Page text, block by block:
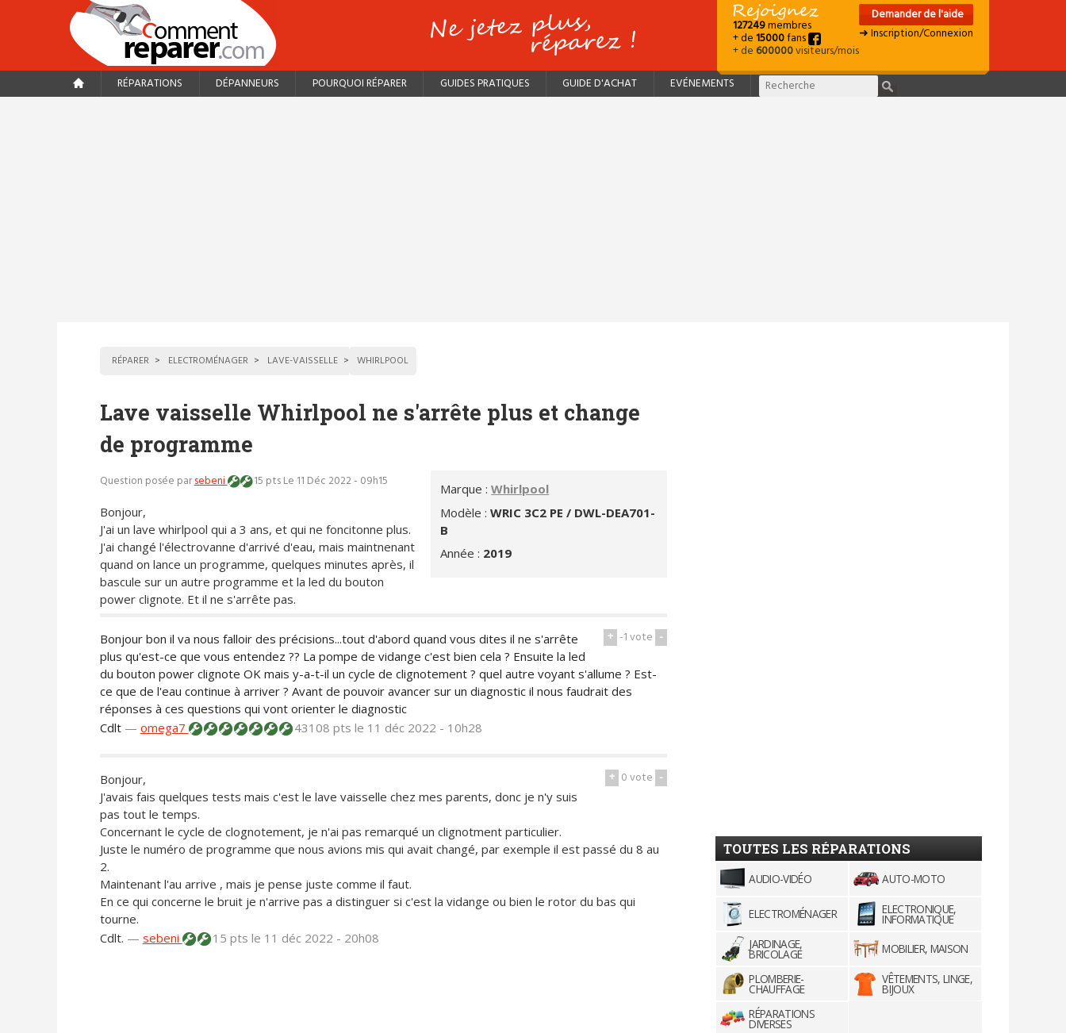
127249membres
+ de15000fans
+ de600000visiteurs/mois
Demander de l'aide
➜ Inscription/Connexion
RÉPARATIONS DÉPANNEURS POURQUOI RÉPARER GUIDES PRATIQUES GUIDE D'ACHAT EVÉNEMENTS
RÉPARER ELECTROMÉNAGER LAVE-VAISSELLE WHIRLPOOL
Lave vaisselle Whirlpool ne s'arrête plus et change
de programme
Marque :Whirlpool
Modèle :WRIC 3C2 PE / DWL-DEA701-
B
Année : 2019
Question posée parsebeni 15 ptsLe 11 Déc 2022 - 09h15
Bonjour,
J'ai un lave whirlpool qui a 3 ans, et qui ne foncitonne plus.
J'ai changé l'électrovanne d'arrivé d'eau, mais maintnenant
quand on lance un programme, quelques minutes après, il
bascule sur un autre programme et la led du bouton
power clignote. Et il ne s'arrête pas.
+ -1vote -
Bonjour bon il va nous falloir des précisions...tout d'abord quand vous dites il ne s'arrête
plus qu'est-ce que vous entendez ?? La pompe de vidange c'est bien cela ? Ensuite la led
du bouton power clignote OK mais y-a-t-il un cycle de clignotement ? quel autre voyant s'allume ? Est-
ce que de l'eau continue à arriver ? Avant de pouvoir avancer sur un diagnostic il nous faudrait des
réponses à ces questions qui vont orienter le diagnostic
Cdlt — omega7 43108 pts le 11 déc 2022 - 10h28
+ 0vote -
Bonjour,
J'avais fais quelques tests mais c'est le lave vaisselle chez mes parents, donc je n'y suis
pas tout le temps.
Concernant le cycle de clognotement, je n'ai pas remarqué un clignotment particulier.
Juste le numéro de programme que nous avions mis qui avait changé, par exemple il est passé du 8 au
2.
Maintenant l'au arrive , mais je pense juste comme il faut.
En ce qui concerne le bruit je n'arrive pas a distinguer si c'est la vidange ou bien le rotor du bas qui
tourne.
Cdlt. — sebeni 15 pts le 11 déc 2022 - 20h08
TOUTES LES RÉPARATIONS
AUDIO-VIDÉO AUTO-MOTO
ELECTROMÉNAGER ELECTRONIQUE,
INFORMATIQUE
JARDINAGE,
BRICOLAGE
MOBILIER, MAISON
PLOMBERIE-
CHAUFFAGE
VÊTEMENTS, LINGE,
BIJOUX
RÉPARATIONS
DIVERSES